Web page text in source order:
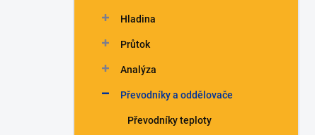
Hladina
Průtok
Analýza
Převodníky a oddělovače
Převodníky teploty